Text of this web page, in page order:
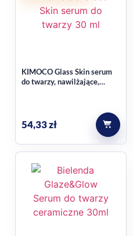
KIMOCO Glass Skin serum
do twarzy, nawilżające,
54,33zł